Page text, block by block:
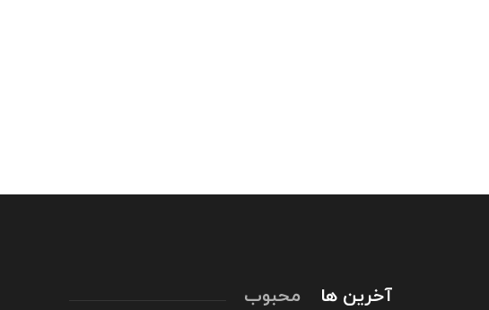
آخرین ها محبوب